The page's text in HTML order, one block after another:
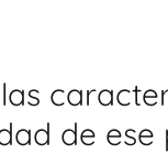
de ese